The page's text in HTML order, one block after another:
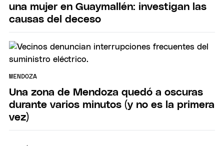
una mujer en Guaymallén: investigan las
causas del deceso
MENDOZA
Una zona de Mendoza quedó a oscuras
durante varios minutos (y no es la primera
vez)